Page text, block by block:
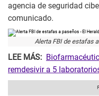
agencia de seguridad
comunicado.
Alerta FBI de estafas
LEE MÁS:
remdesivir a 5